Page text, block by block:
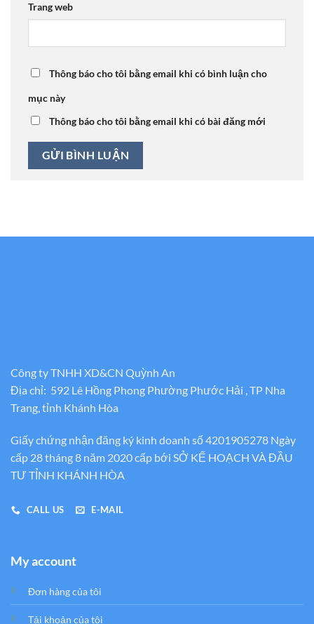
Trang web
Thông báo cho tôi bằng email khi có bình luận cho
mục này
Thông báo cho tôi bằng email khi có bài đăng mới
Công ty TNHH XD&CN Quỳnh An
Địa chỉ: 592 Lê Hồng Phong Phường Phước Hải , TP Nha
Trang, tỉnh Khánh Hòa
Giấy chứng nhận đăng ký kinh doanh số 4201905278 Ngày
cấp 28 tháng 8 năm 2020 cấp bới SỞ KẾ HOẠCH VÀ ĐẦU
TƯ TỈNH KHÁNH HÒA
CALL US E-MAIL
My account
Đơn hàng của tôi
Tải khoản của tôi